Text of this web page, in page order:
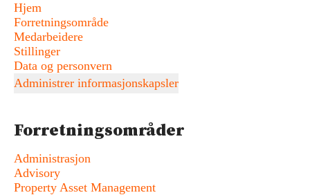
Hjem
Forretningsområde
Medarbeidere
Stillinger
Data og personvern
Administrer informasjonskapsler
Forretningsområder
Administrasjon
Advisory
Property Asset Management